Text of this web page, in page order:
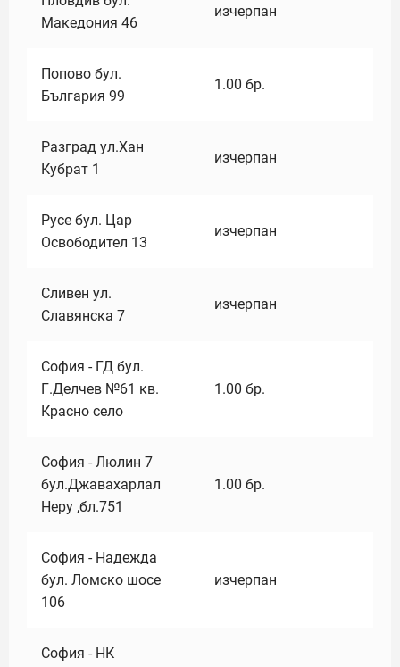
Македония 46
изчерпан
Попово бул.
България 99
1.00 бр.
Разград ул.Хан
Кубрат 1
изчерпан
Русе бул. Цар
Освободител 13
изчерпан
Сливен ул.
Славянска 7
изчерпан
София - ГД бул.
Г.Делчев №61 кв.
Красно село
1.00 бр.
София - Люлин 7
бул.Джавахарлал
Неру ,бл.751
1.00 бр.
София - Надежда
бул. Ломско шосе
106
изчерпан
София - НК